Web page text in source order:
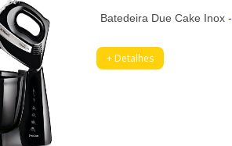
Batedeira Due Cake Inox -
+ Detalhes